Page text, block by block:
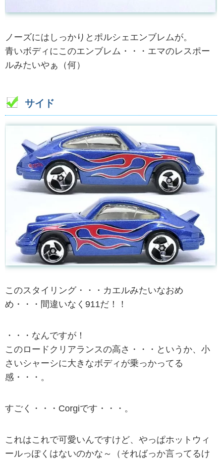
ノーズにはしっかりとポルシェエンブレムが。
青いボディにこのエンブレム・・・エマのレスポー
ルみたいやぁ（何）
サイド
このスタイリング・・・カエルみたいなおめ
め・・・間違いなく911だ！！
・・・なんですが！
このロードクリアランスの高さ・・・というか、小
さいシャーシに大きなボディが乗っかってる
感・・・。
すごく・・・Corgiです・・・。
これはこれで可愛いんですけど、やっぱホットウィ
ールっぽくはないのかな～（そればっか言ってるけ